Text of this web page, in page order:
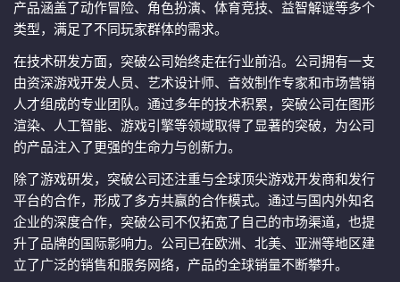
产品涵盖了动作冒险、角色扮演、体育竞技、益智解谜等多个
类型，满足了不同玩家群体的需求。
在技术研发方面，突破公司始终走在行业前沿。公司拥有一支
由资深游戏开发人员、艺术设计师、音效制作专家和市场营销
人才组成的专业团队。通过多年的技术积累，突破公司在图形
渲染、人工智能、游戏引擎等领域取得了显著的突破，为公司
的产品注入了更强的生命力与创新力。
除了游戏研发，突破公司还注重与全球顶尖游戏开发商和发行
平台的合作，形成了多方共赢的合作模式。通过与国内外知名
企业的深度合作，突破公司不仅拓宽了自己的市场渠道，也提
升了品牌的国际影响力。公司已在欧洲、北美、亚洲等地区建
立了广泛的销售和服务网络，产品的全球销量不断攀升。